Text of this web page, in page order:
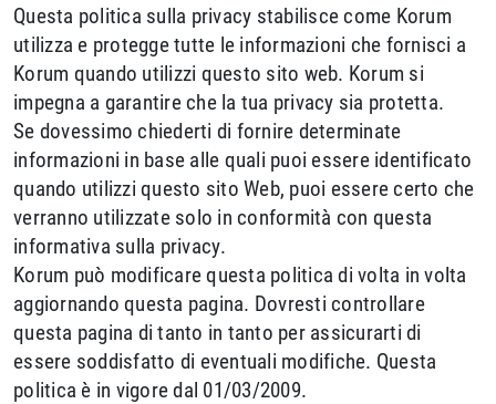
Questa politica sulla privacy stabilisce come Korum
utilizza e protegge tutte le informazioni che fornisci a
Korum quando utilizzi questo sito web. Korum si
impegna a garantire che la tua privacy sia protetta.
Se dovessimo chiederti di fornire determinate
informazioni in base alle quali puoi essere identificato
quando utilizzi questo sito Web, puoi essere certo che
verranno utilizzate solo in conformità con questa
informativa sulla privacy.
Korum può modificare questa politica di volta in volta
aggiornando questa pagina. Dovresti controllare
questa pagina di tanto in tanto per assicurarti di
essere soddisfatto di eventuali modifiche. Questa
politica è in vigore dal 01/03/2009.